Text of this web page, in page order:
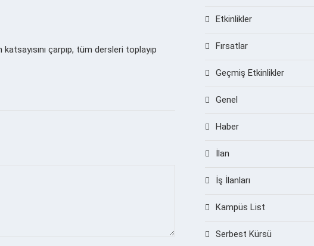
katsayısını çarpıp, tüm dersleri toplayıp
Etkinlikler
Fırsatlar
Geçmiş Etkinlikler
Genel
Haber
İlan
İş İlanları
Kampüs List
Serbest Kürsü